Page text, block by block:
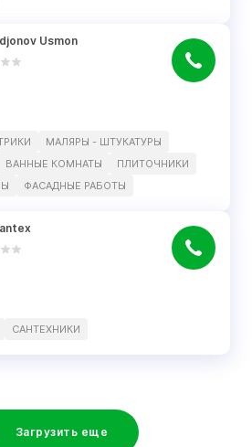
Usmon
МАЛЯРЫ - ШТУКАТУРЫ
ВАННЫЕ КОМНАТЫ
ПЛИТОЧНИКИ
ФАСАДНЫЕ РАБОТЫ
САНТЕХНИКИ
Загрузить еще